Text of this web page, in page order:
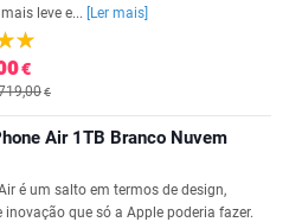
leve e...
[Ler mais]
€
€
Air 1TB Branco Nuvem
é um salto em termos de design,
inovação que só a Apple poderia fazer.